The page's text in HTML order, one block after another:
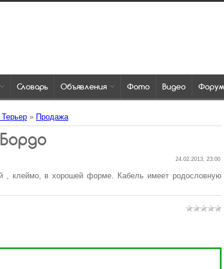
Словарь Объявления Фото Видео Форум
» Продажа
24.02.2013, 23:00
клеймо, в хорошей форме. Кабель имеет родословную